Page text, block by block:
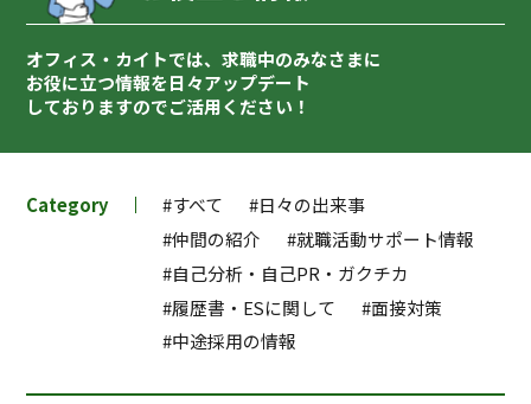
オフィス・カイトでは、求職中のみなさまに
お役に立つ情報を日々アップデート
しておりますのでご活用ください！
Category #すべて
#日々の出来事
#仲間の紹介
#就職活動サポート情報
#自己分析・自己PR・ガクチカ
#履歴書・ESに関して
#面接対策
#中途採用の情報